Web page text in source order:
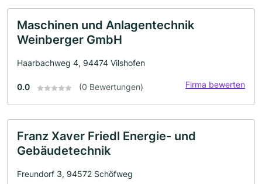
Maschinen und Anlagentechnik
Weinberger GmbH
Haarbachweg 4, 94474 Vilshofen
0.0 (0 Bewertungen) Firma bewerten
Franz Xaver Friedl Energie- und
Gebäudetechnik
Freundorf 3, 94572 Schöfweg